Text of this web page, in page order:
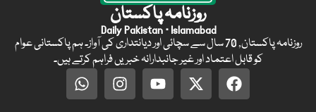
روزنامہ پاکستان
Daily Pakistan · Islamabad
روزنامہ پاکستان, 70 سال سے سچائی اور دیانتداری کی آواز۔ ہم پاکستانی عوام
کو قابل اعتماد اور غیر جانبدارانہ خبریں فراہم کرتے ہیں۔